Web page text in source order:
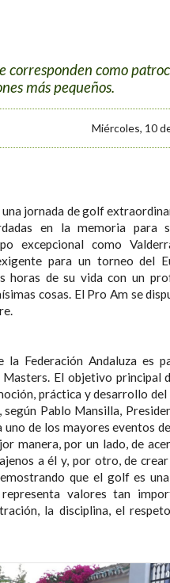
corresponden como
más pequeños.
Miércoles, 10
una jornada de golf
en la memoria para
excepcional como
para un torneo del
horas de su vida con un
cosas. El Pro Am se
la Federación Andaluza es
Masters. El objetivo principal
práctica y desarrollo
según Pablo Mansilla,
uno de los mayores eventos
manera, por un lado, de
a él y, por otro, de
que el golf es
valores tan
la disciplina, el